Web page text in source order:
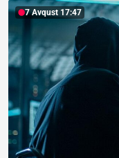
7 Avqust 17:47